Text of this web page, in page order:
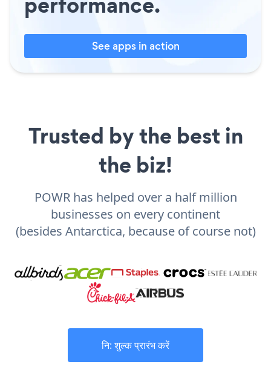
See apps in action
Trusted by the best in
the biz!
POWR has helped over a half million
businesses on every continent
(besides Antarctica, because of course not)
नि: शुल्क प्रारंभ करें